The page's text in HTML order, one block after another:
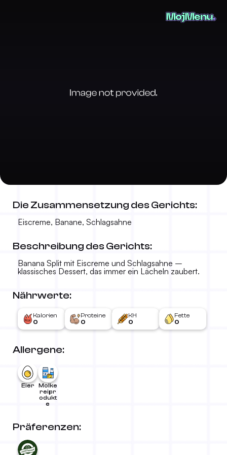
Banana Split
Die Zusammensetzung des Gerichts:
Eiscreme, Banane, Schlagsahne
Beschreibung des Gerichts:
Banana Split mit Eiscreme und Schlagsahne –
klassisches Dessert, das immer ein Lächeln zaubert.
Nährwerte:
Kalorien
0
Proteine
0
KH
0
Fette
0
Allergene:
Eier
Molke
reipr
odukt
e
Präferenzen: